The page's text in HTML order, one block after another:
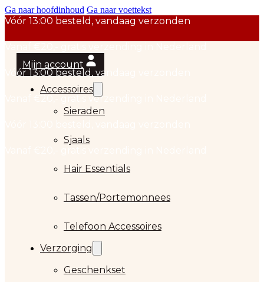
Ga naar hoofdinhoud Ga naar voettekst
Mijn account
Accessoires
Sieraden
Sjaals
Hair Essentials
Tassen/Portemonnees
Telefoon Accessoires
Verzorging
Geschenkset